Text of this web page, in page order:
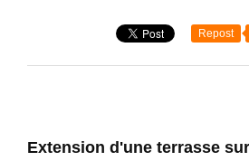
Repost
Extension d'une terrasse